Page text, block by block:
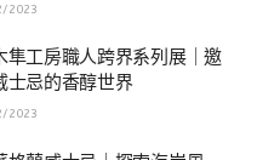
2023
隼工房職人跨界系列展｜邀
士忌的香醇世界
2023